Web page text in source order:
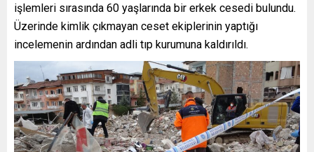
işlemleri sırasında 60 yaşlarında bir erkek cesedi bulundu.
Üzerinde kimlik çıkmayan ceset ekiplerinin yaptığı
incelemenin ardından adli tıp kurumuna kaldırıldı.